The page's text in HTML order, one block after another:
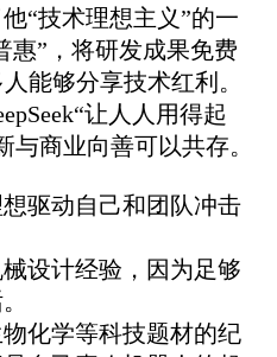
“技术理想主义”的一
惠”，将研发成果免费
能够分享技术红利。
让人人用得起
商业向善可以共存。
驱动自己和团队冲击
设计经验，因为足够
化学等科技题材的纪